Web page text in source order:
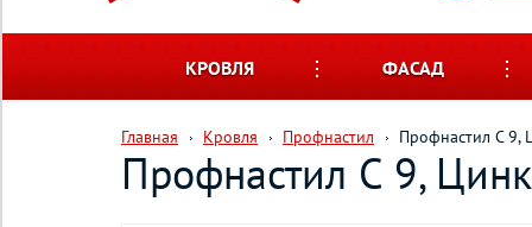
КРОВЛЯ ФАСАД
Главная Кровля Профнастил Профнастил С 9,
Профнастил С 9,